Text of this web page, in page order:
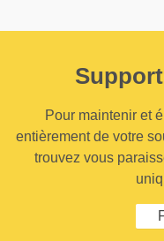
Pour maintenir et
entièrement de votre
trouvez vous